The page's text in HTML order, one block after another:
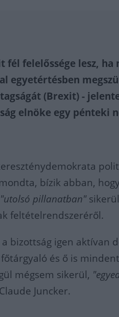
fél felelőssége lesz,
egyetértésben
(Brexit) -
elnöke egy pénteki
bízik abban,
"utolsó pillanatban"
feltételrendszeréről.
bizottság igen aktívan
és ő is
mégsem sikerül,
Juncker.